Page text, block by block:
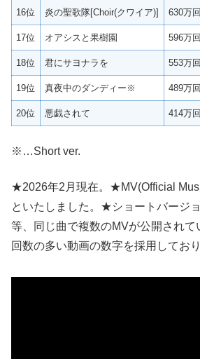
16位 炎の聖歌隊[Choir(クワイア)] 630万回
17位 オアシスと果樹園 596万回
18位 君にサヨナラを 553万回
19位 真夜中のダンディー※ 489万回
20位 悪戯されて 414万回
※…Short ver.
★2026年2月現在。★MV(Official
といたしました。★ショートバージ
等、同じ曲で複数のMVが公開されて
回数の多い動画の数字を採用しており